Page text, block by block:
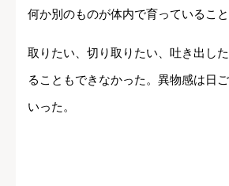
何か別のものが体内で育っていること
取りたい、切り取りたい、吐き出し
ることもできなかった。異物感は日
いった。